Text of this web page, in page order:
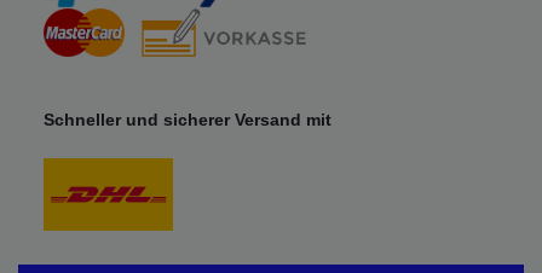
Schneller und sicherer Versand mit